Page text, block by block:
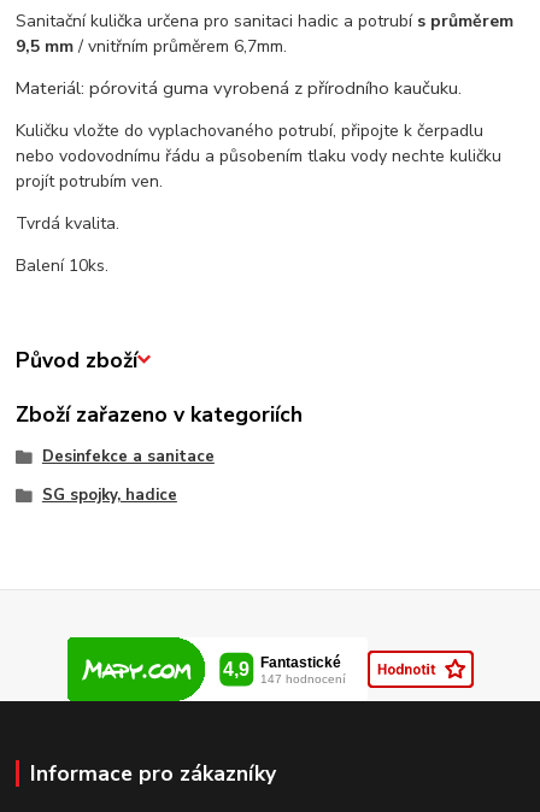
Sanitační kulička určena pro sanitaci hadic a potrubí s průměrem
9,5 mm/ vnitřním průměrem 6,7mm.
Materiál: pórovitá guma vyrobená z přírodního kaučuku.
Kuličku vložte do vyplachovaného potrubí, připojte k čerpadlu
nebo vodovodnímu řádu a působením tlaku vody nechte kuličku
projít potrubím ven.
Tvrdá kvalita.
Balení 10ks.
Původ zboží
Zboží zařazeno v kategoriích
Desinfekce a sanitace
SG spojky, hadice
Informace pro zákazníky